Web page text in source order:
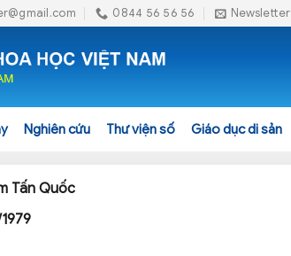
0844 56 56 56 Newsletter
Nghiên cứu Thư viện số Giáo dục di sản
Tấn Quốc